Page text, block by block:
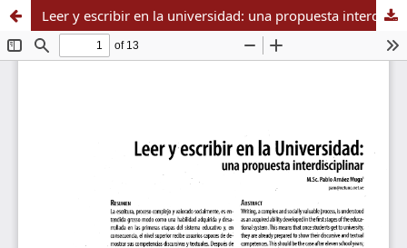
Leer y escribir en la universidad: una propuesta interdisciplinar